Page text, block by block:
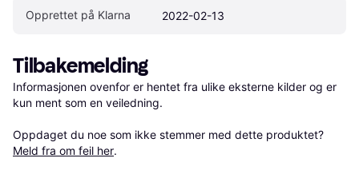
Opprettet på Klarna 2022-02-13
Tilbakemelding
Informasjonen ovenfor er hentet fra ulike eksterne kilder og er
kun ment som en veiledning.
Oppdaget du noe som ikke stemmer med dette produktet?
Meld fra om feil her.